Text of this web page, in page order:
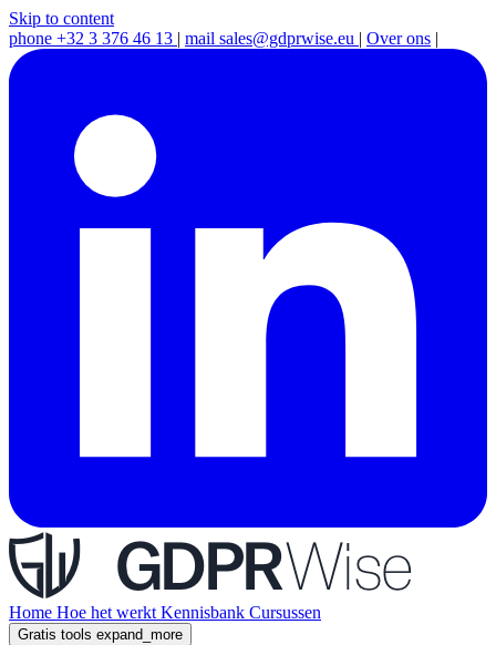
Skip to content
phone +32 3 376 46 13 | mail sales@gdprwise.eu | Over ons |
Home Hoe het werkt Kennisbank Cursussen
Gratis tools expand_more